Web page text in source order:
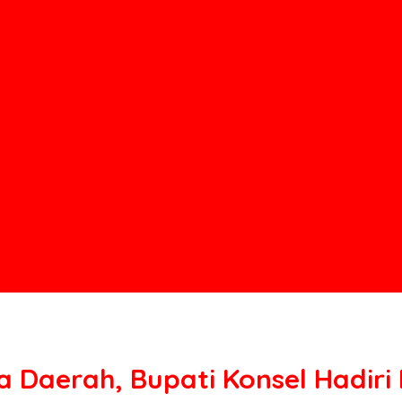
Bupati Konsel Hadiri